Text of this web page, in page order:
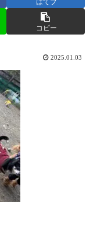
はてブ
コピー
2025.01.03